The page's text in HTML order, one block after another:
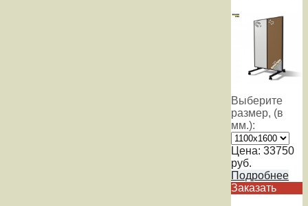
Выберите
размер, (в
мм.):
Цена: 33750
руб.
Подробнее
Заказать